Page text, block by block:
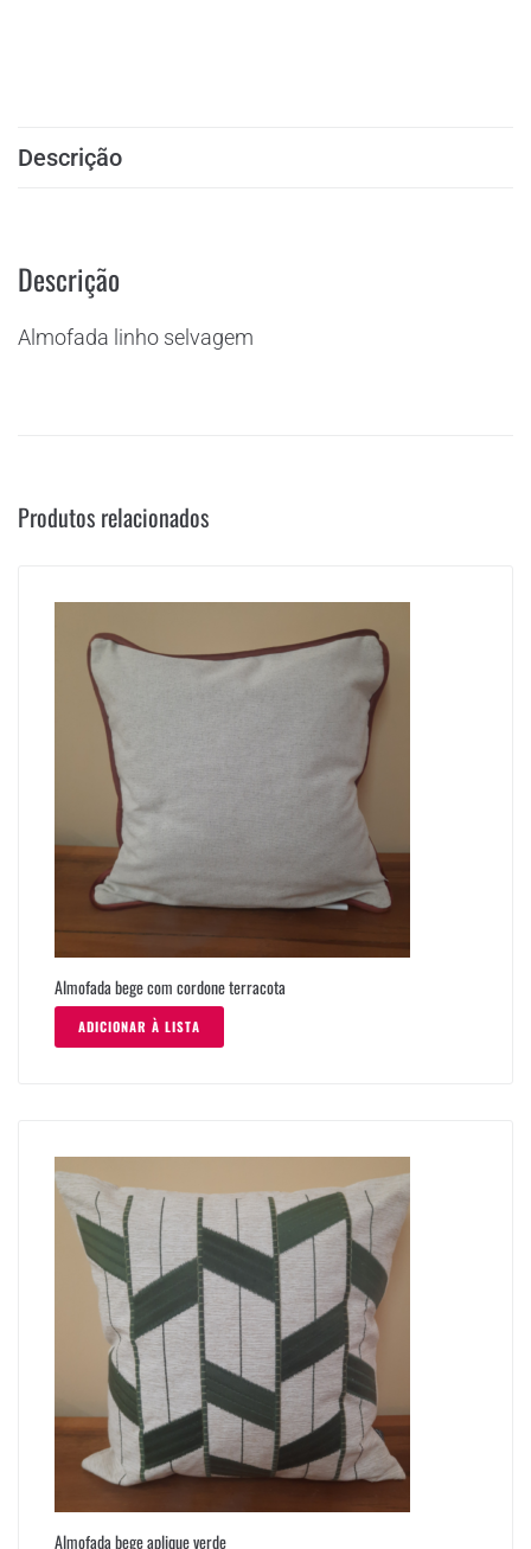
Descrição
Descrição
Almofada linho selvagem
Produtos relacionados
Almofada bege com cordone terracota
ADICIONAR À LISTA
Almofada bege aplique verde